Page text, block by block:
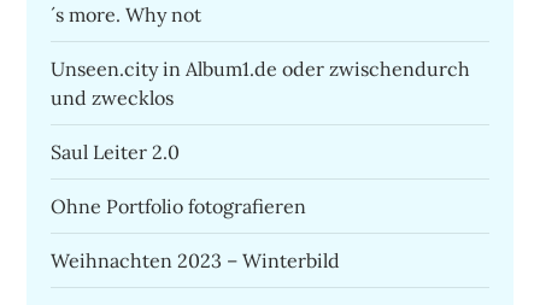
´s more. Why not
Unseen.city in Album1.de oder zwischendurch
und zwecklos
Saul Leiter 2.0
Ohne Portfolio fotografieren
Weihnachten 2023 – Winterbild